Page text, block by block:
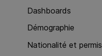
Dashboards
Démographie
Nationalité et permis